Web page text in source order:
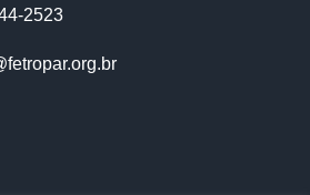
2523